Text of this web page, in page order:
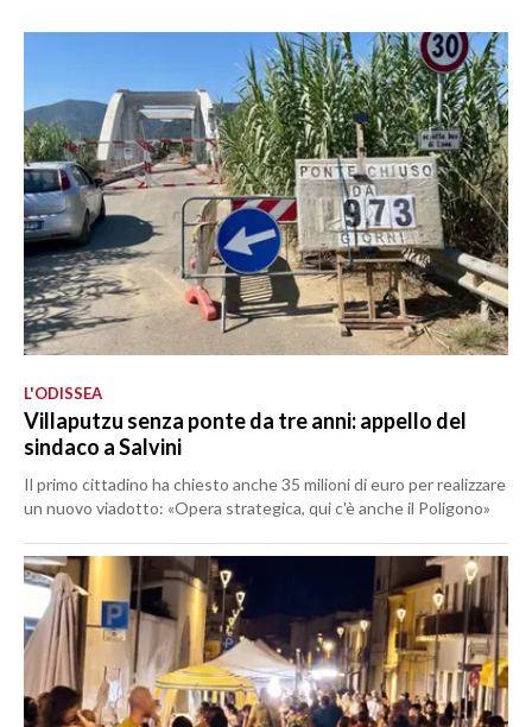
L'ODISSEA
Villaputzu senza ponte da tre anni: appello del
sindaco a Salvini
Il primo cittadino ha chiesto anche 35 milioni di euro per realizzare
un nuovo viadotto: «Opera strategica, qui c'è anche il Poligono»